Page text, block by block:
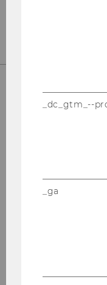
SOCIAL
_dc_gtm_--
_ga